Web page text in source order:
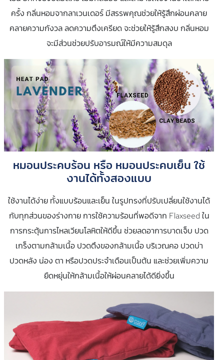
ครั้ง กลิ่นหอมจากลาเวนเดอร์ มีสรรพคุณช่วยให้รู้สึกผ่อนคลาย
คลายความกังวล ลดความตึงเครียด จะช่วยให้รู้สึกสงบ กลิ่นหอม
จะมีส่วนช่วยปรับอารมณ์ให้มีความสมดุล
หมอนประคบร้อน หรือ หมอนประคบเย็น ใช้
งานได้ทั้งสองแบบ
ใช้งานได้ง่าย ทั้งแบบร้อนและเย็น ในรูปทรงที่ปรับเปลี่ยนใช้งานได้
กับทุกส่วนของร่างกาย การใช้ความร้อนที่พอดีจาก Flaxseed ใน
การกระตุ้นการไหลเวียนโลหิตให้ดีขึ้น ช่วยลดอาการบาดเจ็บ ปวด
เกร็งตามกล้ามเนื้อ ปวดตึงของกล้ามเนื้อ บริเวณคอ ปวดบ่า
ปวดหลัง น่อง ตา หรือปวดประจำเดือนเป็นต้น และช่วยเพิ่มความ
ยืดหยุ่นให้กล้ามเนื้อให้ผ่อนคลายได้ดียิ่งขึ้น